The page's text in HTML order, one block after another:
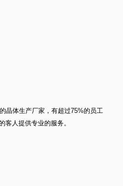
晶体生产厂家，有超过75%的员工
客人提供专业的服务。